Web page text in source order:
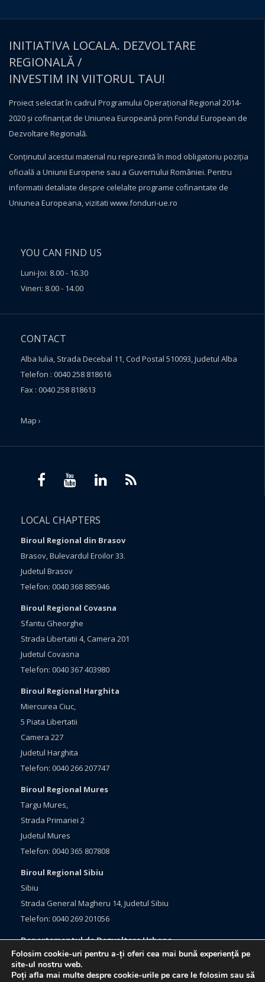
INITIATIVA LOCALA. DEZVOLTARE
REGIONALĂ /
INVESTIM IN VIITORUL TAU!
Proiect selectat în cadrul Programului Operațional Regional 2014-
2020 și cofinanțat de Uniunea Europeană prin Fondul European de
Dezvoltare Regională.
Conţinutul acestui material nu reprezintă în mod obligatoriu poziţia
oficială a Uniunii Europene sau a Guvernului României. Pentru
informatii detaliate despre celelalte programe cofinantate de
Uniunea Europeana, vizitati www.fonduri-ue.ro
YOU CAN FIND US
Luni-Joi: 8.00 - 16.30
Vineri: 8.00 - 14.00
CONTACT
Alba Iulia, Strada Decebal 11, Cod Postal 510093, Judetul Alba
Telefon : 0040 258 818616
Fax : 0040 258 818613
Map ›
LOCAL CHAPTERS
Biroul Regional din Brasov
Brasov, Bulevardul Eroilor 33.
Judetul Brasov
Telefon: 0040 368 885946
Biroul Regional Covasna
Sfantu Gheorghe
Strada Libertatii 4, Camera 201
Judetul Covasna
Telefon: 0040 367 403980
Biroul Regional Harghita
Miercurea Ciuc,
5 Piata Libertatii
Camera 227
Judetul Harghita
Telefon: 0040 266 207747
Biroul Regional Mures
Targu Mures,
Strada Primariei 2
Judetul Mures
Telefon: 0040 365 807808
Biroul Regional Sibiu
Sibiu
Strada General Magheru 14, Judetul Sibiu
Telefon: 0040 269 201056
Departamentul de Dezvoltare Urbana
Brasov, Bulevardul Eroilor 33
Judetul Brasov
Folosim cookie-uri pentru a-ți oferi cea mai bună experiență pe
site-ul nostru web.
Poți afla mai multe despre cookie-urile pe care le folosim sau să